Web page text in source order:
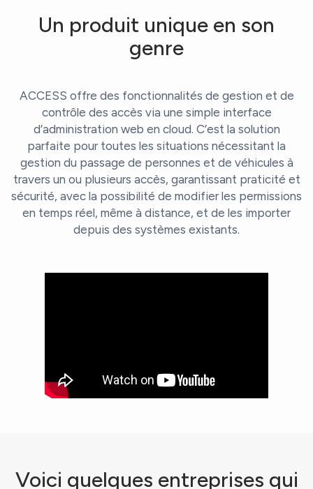
Un produit unique en son
genre
ACCESS offre des fonctionnalités de gestion et de
contrôle des accès via une simple interface
d’administration web en cloud. C’est la solution
parfaite pour toutes les situations nécessitant la
gestion du passage de personnes et de véhicules à
travers un ou plusieurs accès, garantissant praticité et
sécurité, avec la possibilité de modifier les permissions
en temps réel, même à distance, et de les importer
depuis des systèmes existants.
Voici quelques entreprises qui